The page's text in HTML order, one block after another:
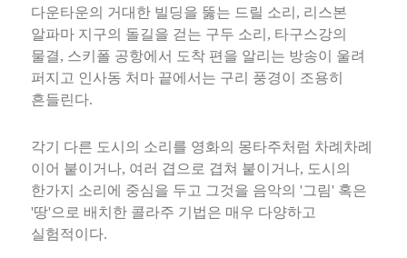
다운타운의 거대한 빌딩을 뚫는 드릴 소리, 리스본
알파마 지구의 돌길을 걷는 구두 소리, 타구스강의
물결, 스키폴 공항에서 도착 편을 알리는 방송이 울려
퍼지고 인사동 처마 끝에서는 구리 풍경이 조용히
흔들린다.
각기 다른 도시의 소리를 영화의 몽타주처럼 차례차례
이어 붙이거나, 여러 겹으로 겹쳐 붙이거나, 도시의
한가지 소리에 중심을 두고 그것을 음악의 '그림' 혹은
'땅'으로 배치한 콜라주 기법은 매우 다양하고
실험적이다.